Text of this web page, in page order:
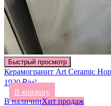
Быстрый просмотр
Керамогранит Art Ceramic
1920 ₽/м²
В корзину
В наличииХит продаж